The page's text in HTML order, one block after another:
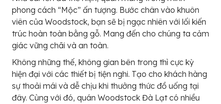
phong cách “Mộc” ấn tượng. Bước chân vào khuôn
viên của Woodstock, bạn sẽ bị ngạc nhiên với lối kiến
trúc hoàn toàn bằng gỗ. Mang đến cho chúng ta cảm
giác vững chãi và an toàn.
Không những thế, không gian bên trong thì cực kỳ
hiện đại với các thiết bị tiện nghi. Tạo cho khách hàng
sự thoải mái và dễ chịu khi thưởng thức đồ uống tại
đây. Cùng với đó, quán Woodstock Đà Lạt có nhiều